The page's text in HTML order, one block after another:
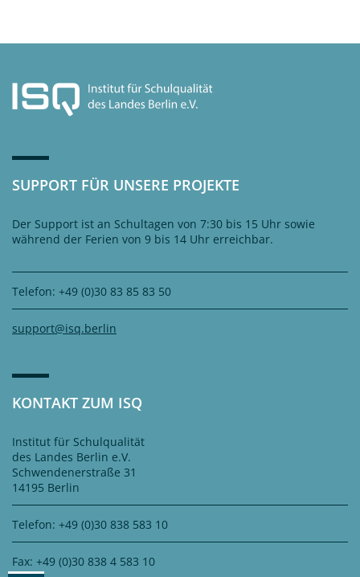
SUPPORT FÜR UNSERE PROJEKTE
Der Support ist an Schultagen von 7:30 bis 15 Uhr sowie
während der Ferien von 9 bis 14 Uhr erreichbar.
Telefon: +49 (0)30 83 85 83 50
support@isq.berlin
KONTAKT ZUM ISQ
Institut für Schulqualität
des Landes Berlin e.V.
Schwendenerstraße 31
14195 Berlin
Telefon: +49 (0)30 838 583 10
Fax: +49 (0)30 838 4 583 10